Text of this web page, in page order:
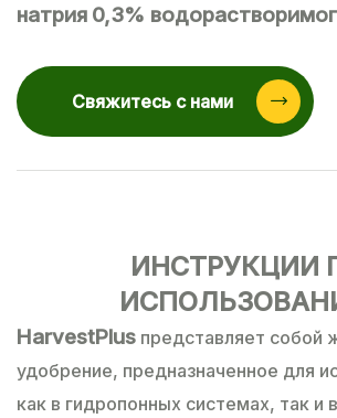
натрия 0,3%
Свяжитесь с нами
ИНСТРУКЦИИ
HarvestPlus представляет собой
удобрение, предназначенное для
как в гидропонных системах, так и